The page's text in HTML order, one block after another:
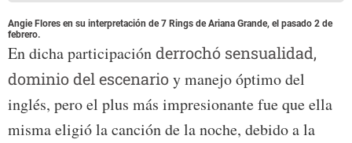
Angie Flores en su interpretación de 7 Rings de Ariana Grande, el pasado 2 de
febrero.
En dicha participaciónderrochó sensualidad,
dominio del escenarioy manejo óptimo del
inglés, pero el plus más impresionante fue que ella
misma eligió la canción de la noche, debido a la